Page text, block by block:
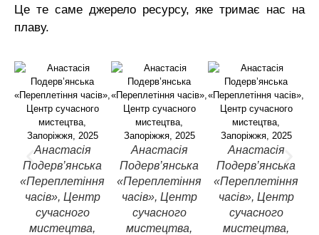
Це те саме джерело ресурсу, яке тримає нас на
плаву.
Анастасія
Подерв’янська
«Переплетіння
часів», Центр
сучасного
мистецтва,
Анастасія
Подерв’янська
«Переплетіння
часів», Центр
сучасного
мистецтва,
Анастасія
Подерв’янська
«Переплетіння
часів», Центр
сучасного
мистецтва,